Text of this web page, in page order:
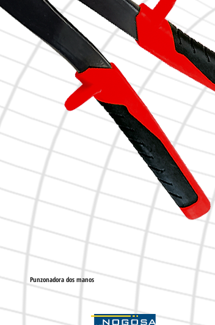
Punzonadora dos manos